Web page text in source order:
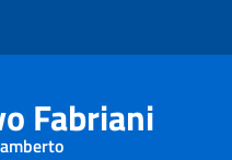
Fabriani